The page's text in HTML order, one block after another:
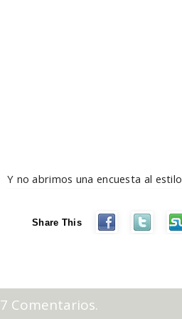
Y no abrimos una encuesta al
Share This
7 Comentarios.